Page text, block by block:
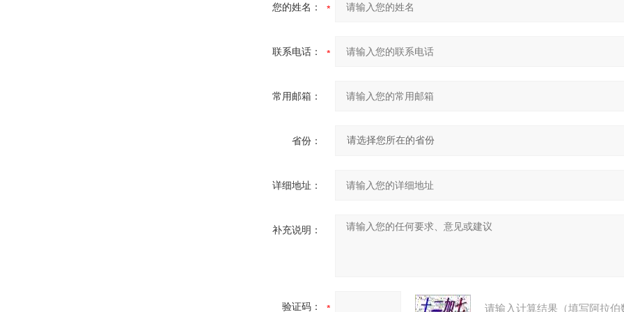
您的姓名：
联系电话：
常用邮箱：
省份：
详细地址：
补充说明：
验证码： 请输入计算结果（填写阿拉